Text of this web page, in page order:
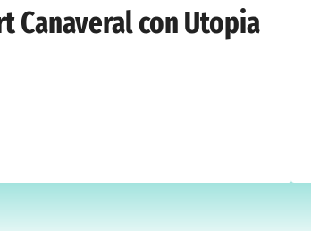
Canaveral con Utopia